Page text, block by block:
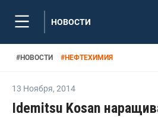
НОВОСТИ
#НОВОСТИ #НЕФТЕХИМИЯ
13 Ноября, 2014
Idemitsu Kosan